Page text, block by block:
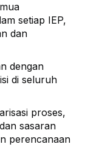
setiap IEP,
dan
dengan
di seluruh
proses,
sasaran
perencanaan